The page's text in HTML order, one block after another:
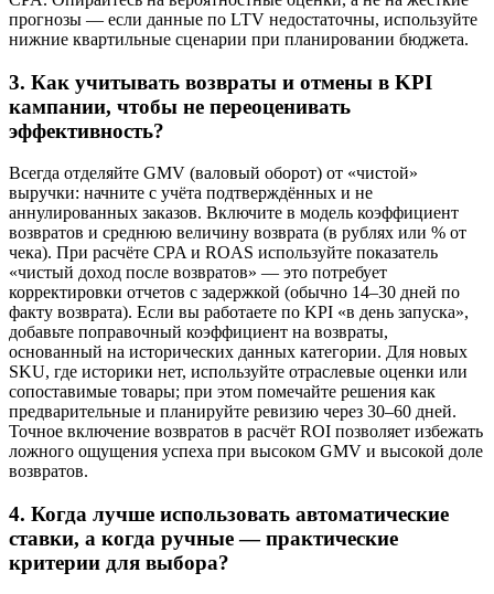
прогнозы — если данные по LTV недостаточны, используйте
нижние квартильные сценарии при планировании бюджета.
3. Как учитывать возвраты и отмены в KPI
кампании, чтобы не переоценивать
эффективность?
Всегда отделяйте GMV (валовый оборот) от «чистой»
выручки: начните с учёта подтверждённых и не
аннулированных заказов. Включите в модель коэффициент
возвратов и среднюю величину возврата (в рублях или % от
чека). При расчёте CPA и ROAS используйте показатель
«чистый доход после возвратов» — это потребует
корректировки отчетов с задержкой (обычно 14–30 дней по
факту возврата). Если вы работаете по KPI «в день запуска»,
добавьте поправочный коэффициент на возвраты,
основанный на исторических данных категории. Для новых
SKU, где историки нет, используйте отраслевые оценки или
сопоставимые товары; при этом помечайте решения как
предварительные и планируйте ревизию через 30–60 дней.
Точное включение возвратов в расчёт ROI позволяет избежать
ложного ощущения успеха при высоком GMV и высокой доле
возвратов.
4. Когда лучше использовать автоматические
ставки, а когда ручные — практические
критерии для выбора?